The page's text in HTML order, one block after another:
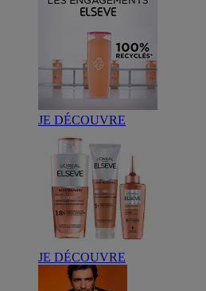
JE DÉCOUVRE
JE DÉCOUVRE